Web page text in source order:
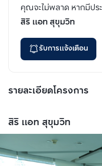
คุณจะไม่พลาด หากมีปร
สิริ แอท สุขุมวิท
รับการแจ้งเตือน
รายละเอียดโครงการ
สิริ แอท สุขุมวิท